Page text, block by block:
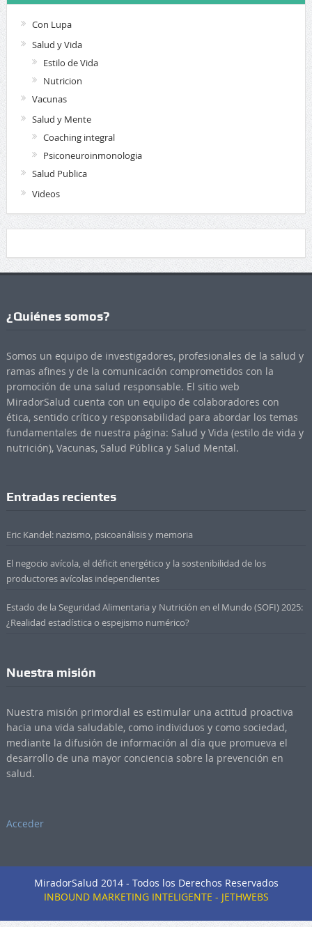
Con Lupa
Salud y Vida
Estilo de Vida
Nutricion
Vacunas
Salud y Mente
Coaching integral
Psiconeuroinmonologia
Salud Publica
Videos
¿Quiénes somos?
Somos un equipo de investigadores, profesionales de la salud y
ramas afines y de la comunicación comprometidos con la
promoción de una salud responsable. El sitio web
MiradorSalud cuenta con un equipo de colaboradores con
ética, sentido crítico y responsabilidad para abordar los temas
fundamentales de nuestra página: Salud y Vida (estilo de vida y
nutrición), Vacunas, Salud Pública y Salud Mental.
Entradas recientes
Eric Kandel: nazismo, psicoanálisis y memoria
El negocio avícola, el déficit energético y la sostenibilidad de los
productores avícolas independientes
Estado de la Seguridad Alimentaria y Nutrición en el Mundo (SOFI) 2025:
¿Realidad estadística o espejismo numérico?
Nuestra misión
Nuestra misión primordial es estimular una actitud proactiva
hacia una vida saludable, como individuos y como sociedad,
mediante la difusión de información al día que promueva el
desarrollo de una mayor conciencia sobre la prevención en
salud.
Acceder
MiradorSalud 2014 - Todos los Derechos Reservados
INBOUND MARKETING INTELIGENTE - JETHWEBS